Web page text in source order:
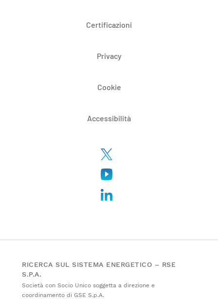
Certificazioni
Privacy
Cookie
Accessibilità
RICERCA SUL SISTEMA ENERGETICO – RSE
S.P.A.
Società con Socio Unico soggetta a direzione e
coordinamento di GSE S.p.A.